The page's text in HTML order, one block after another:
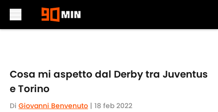
Cosa mi aspetto dal Derby tra Juventus
e Torino
Di Giovanni Benvenuto | 18 feb 2022